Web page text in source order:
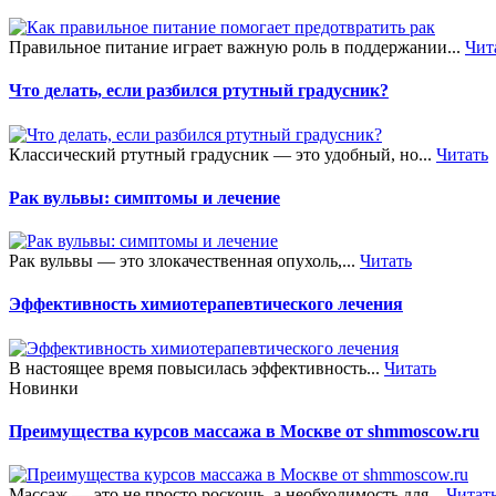
Правильное питание играет важную роль в поддержании...
Что делать, если разбился ртутный градусник?
Классический ртутный градусник — это удобный, но... Читать
Рак вульвы: симптомы и лечение
Рак вульвы — это злокачественная опухоль,... Читать
Эффективность химиотерапевтического лечения
В настоящее время повысилась эффективность... Читать
Новинки
Преимущества курсов массажа в Москве от shmmoscow.ru